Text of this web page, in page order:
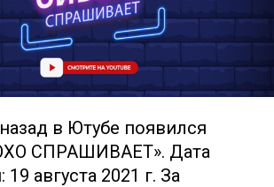
в Ютубе появился
СПРАШИВАЕТ». Дата
19 августа 2021 г. За